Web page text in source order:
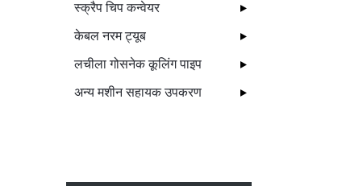
स्क्रैप चिप कन्वेयर
केबल नरम ट्यूब
लचीला गोसनेक कूलिंग पाइप
अन्य मशीन सहायक उपकरण